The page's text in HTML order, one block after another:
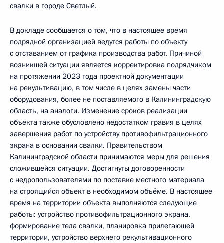
свалки в городе Светлый.
В докладе сообщается о том, что в настоящее время
подрядной организацией ведутся работы по объекту
с отставанием от графика производства работ. Причиной
возникшей ситуации является корректировка подрядчиком
на протяжении 2023 года проектной документации
на рекультивацию, в том числе в целях замены части
оборудования, более не поставляемого в Калининградскую
область, на аналоги. Изменение сроков реализации
объекта также обусловлено недостатком гравия в целях
завершения работ по устройству противофильтрационного
экрана в основании свалки. Правительством
Калининградской области принимаются меры для решения
сложившейся ситуации. Достигнуты договоренности
с недропользователями по поставке местного материала
на строящийся объект в необходимом объёме. В настоящее
время на территории объекта выполняются следующие
работы: устройство противофильтрационного экрана,
формирование тела свалки, планировка прилегающей
территории, устройство верхнего рекультивационного